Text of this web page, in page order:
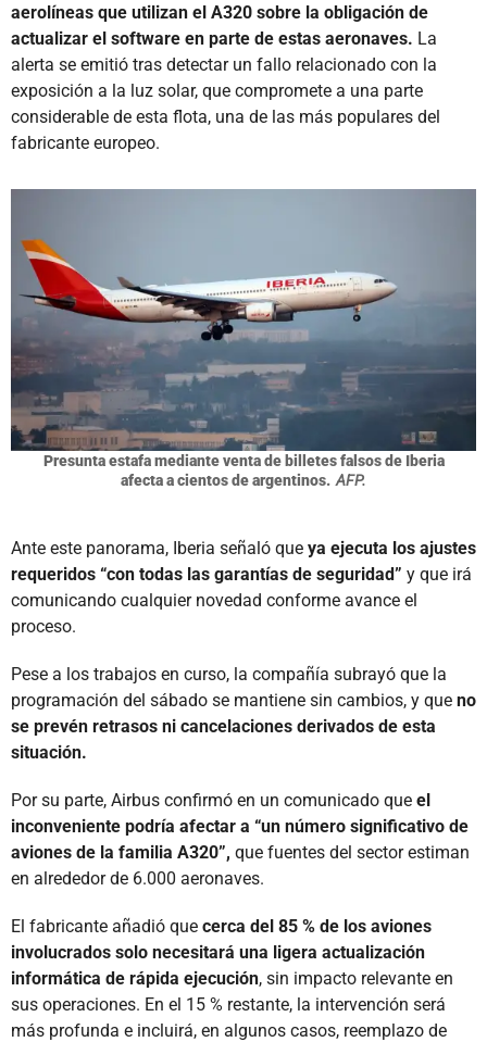
aerolíneas que utilizan el A320 sobre la obligación de
actualizar el software en parte de estas aeronaves. La
alerta se emitió tras detectar un fallo relacionado con la
exposición a la luz solar, que compromete a una parte
considerable de esta flota, una de las más populares del
fabricante europeo.
Presunta estafa mediante venta de billetes falsos de Iberia
afecta a cientos de argentinos. AFP.
Ante este panorama, Iberia señaló que ya ejecuta los ajustes
requeridos “con todas las garantías de seguridad” y que irá
comunicando cualquier novedad conforme avance el
proceso.
Pese a los trabajos en curso, la compañía subrayó que la
programación del sábado se mantiene sin cambios, y que no
se prevén retrasos ni cancelaciones derivados de esta
situación.
Por su parte, Airbus confirmó en un comunicado que el
inconveniente podría afectar a “un número significativo de
aviones de la familia A320”, que fuentes del sector estiman
en alrededor de 6.000 aeronaves.
El fabricante añadió que cerca del 85 % de los aviones
involucrados solo necesitará una ligera actualización
informática de rápida ejecución, sin impacto relevante en
sus operaciones. En el 15 % restante, la intervención será
más profunda e incluirá, en algunos casos, reemplazo de